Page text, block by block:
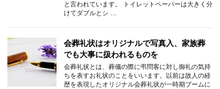
と言われています。 トイレットペーパーは大きく分
けてダブルとシ …
会葬礼状はオリジナルで写真入、家族葬
でも大事に扱われるものを
会葬礼状とは、葬儀の際に弔問客に対し御礼の気持
ちを表すお礼状のことをいいます。以前は故人の経
歴を表現したオリジナル会葬礼状が一時期ブームに